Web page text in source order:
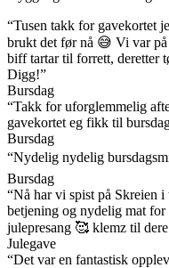
“Tusen takk for gavekortet
brukt det før nå 😅 Vi var
biff tartar til forrett, deretter
Digg!”
Bursdag
“Takk for uforglemmelig
gavekortet eg fikk til
Bursdag
“Nydelig nydelig
Bursdag
“Nå har vi spist på Skreien
betjening og nydelig mat
julepresang 🥰 klemz til
Julegave
“Det var en fantastisk